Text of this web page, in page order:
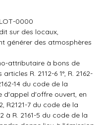
0000
sur des locaux,
générer des atmosphères
attributaire à bons de
R. 2112-6 1°, R. 2162-
14 du code de la
d'appel d'offre ouvert, en
R2121-7 du code de la
à R. 2161-5 du code de la